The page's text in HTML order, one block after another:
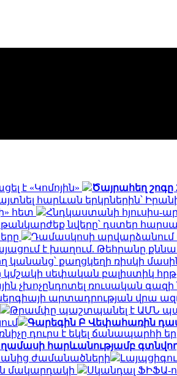
է «Կոմոյին»
Ծայրահեղ շոգը
հարևան երկրներին՝
հետ
Հնդկաստանի հյուսիս-
նվերը՝ դստեր
Դամասկոսի արվարձանում
է խաղում. Թեհրանը
կանանց՝ քաղցկեղի ռիսկի
կմշակի սեփական բալիստիկ
չխոչընդոտել ռուսական գազի
արտադրության վրա
Թրամփը պաշտպանել է ԱՄՆ
Գարեգին Բ Վեփահառին
դուրս է եկել
հարևանությամբ
ժամանածների
մակարդակի
Սկանդալ ՖԻՖԱ-